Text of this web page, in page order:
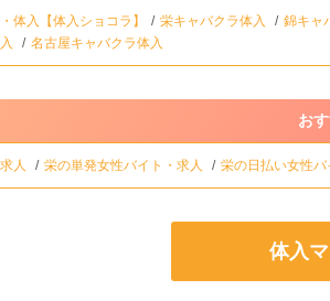
体入【体入ショコラ】 栄キャバクラ体入 錦キャ
名古屋キャバクラ体入
お
人 栄の単発女性バイト・求人 栄の日払い女性バ
体入